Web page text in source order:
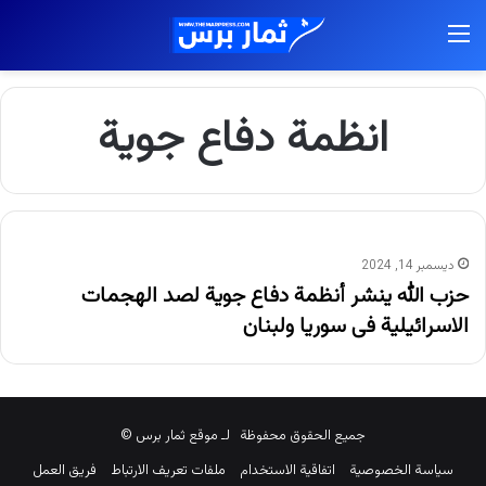
انظمة دفاع جوية
ديسمبر 14, 2024
حزب الله ينشر أنظمة دفاع جوية لصد الهجمات
الاسرائيلية فى سوريا ولبنان
جميع الحقوق محفوظة لـ موقع ثمار برس ©
سياسة الخصوصية
اتفاقية الاستخدام ملفات تعريف الارتباط
فريق العمل